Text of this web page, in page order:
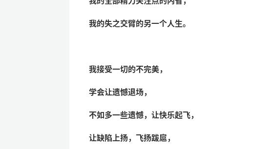
我的失之交臂的另一个人生。
我接受一切的不完美，
学会让遗憾退场，
不如多一些遗憾，让快乐起飞，
让缺陷上扬，飞扬跋扈，